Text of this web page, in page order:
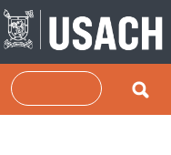
Pasar al contenido principal
Buscar